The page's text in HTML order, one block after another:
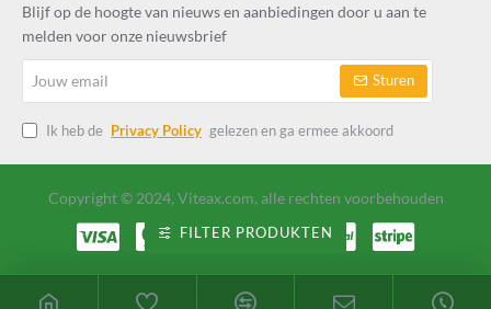
Blijf op de hoogte van nieuws en aanbiedingen door u aan te
melden voor onze nieuwsbrief
email
Sturen
Ik heb de Privacy Policy gelezen en ga ermee akkoord
Copyright © 2024, Viteax.com, alle rechten voorbehouden
FILTER PRODUKTEN